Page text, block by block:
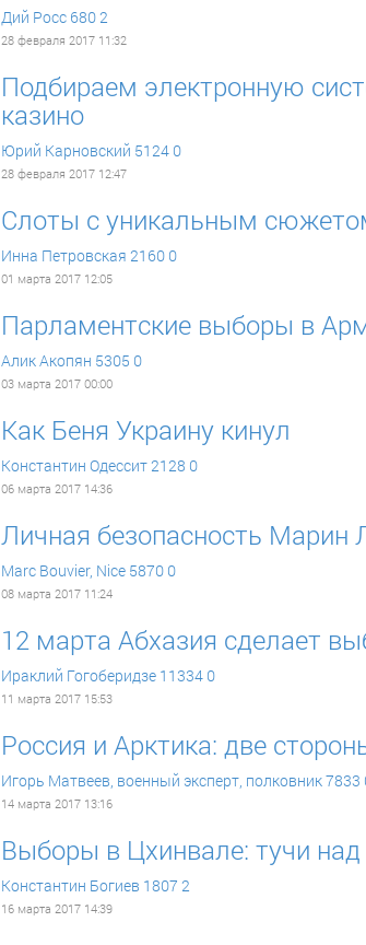
Дий Росс 6802
28 февраля 2017 11:32
Подбираем электронную
казино
Юрий Карновский 5124 0
28 февраля 2017 12:47
Слоты с уникальным
Инна Петровская 2160 0
01 марта 2017 12:05
Парламентские выборы в
Алик Акопян 5305 0
03 марта 2017 00:00
Как Беня Украину кинул
Константин Одессит2128 0
06 марта 2017 14:36
Личная безопасность Марин
Marc Bouvier, Nice 5870 0
08 марта 2017 11:24
12 марта Абхазия сделает
Ираклий Гогоберидзе 11334 0
11 марта 2017 15:53
Россия и Арктика: две
Игорь Матвеев, военный эксперт, полковник7833
14 марта 2017 13:16
Выборы в Цхинвале: тучи
Константин Богиев 1807 2
16 марта 2017 14:39